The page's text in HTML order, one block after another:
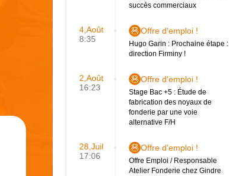
succès commerciaux
4,Août
8:35
Offre d'emploi !
Hugo Garin : Prochaine étape :
direction Firminy !
2,Août
16:23
Offre d'emploi !
Stage Bac +5 : Étude de
fabrication des noyaux de
fonderie par une voie
alternative F/H
28,Juil
17:06
Offre d'emploi !
Offre Emploi / Responsable
Atelier Fonderie chez Gindre